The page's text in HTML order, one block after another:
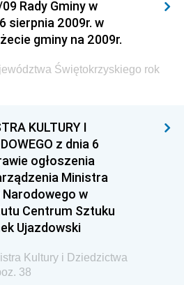
Rady Gminy w
sierpnia 2009r. w
gminy na 2009r.
Świętokrzyskiego rok
KULTURY I
z dnia 6
ogłoszenia
Ministra
w
Centrum Sztuku
Ujazdowski
Kultury i Dziedzictwa
38